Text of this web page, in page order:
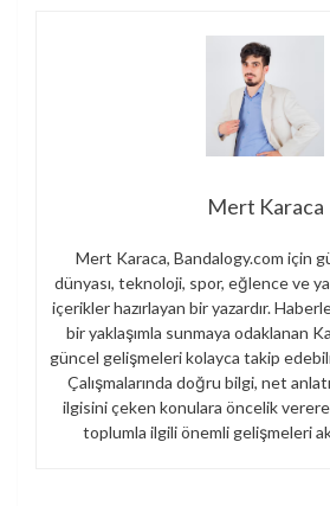
Mert Karaca
Mert Karaca, Bandalogy.com için
dünyası, teknoloji, spor, eğlence ve
içerikler hazırlayan bir yazardır.
bir yaklaşımla sunmaya odaklanan
güncel gelişmeleri kolayca takip
Çalışmalarında doğru bilgi, net
ilgisini çeken konulara öncelik
toplumla ilgili önemli gelişmeleri